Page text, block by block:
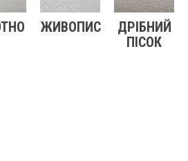
ЖИВОПИС
ДРІБНИЙ
ПІСОК